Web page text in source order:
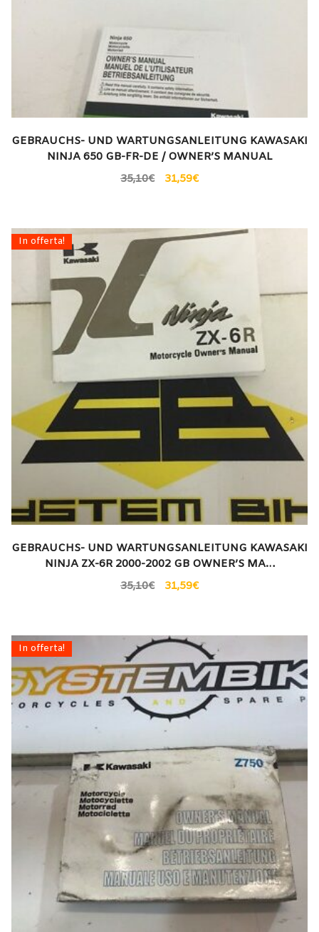
GEBRAUCHS- UND WARTUNGSANLEITUNG KAWASAKI
NINJA 650 GB-FR-DE / OWNER’S MANUAL
35,10€ 31,59€
In offerta!
GEBRAUCHS- UND WARTUNGSANLEITUNG KAWASAKI
NINJA ZX-6R 2000-2002 GB OWNER’S MA…
35,10€ 31,59€
In offerta!